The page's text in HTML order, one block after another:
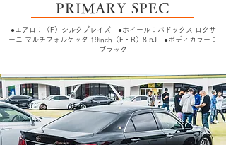
PRIMARY SPEC
●エアロ：（F）シルクブレイズ ●ホイール：バドックス ロクサ
ーニ マルチフォルケッタ 19inch（F・R）8.5J ●ボディカラー：
ブラック